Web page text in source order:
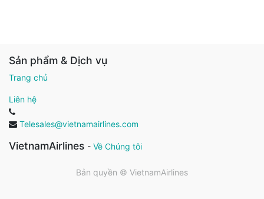
Sản phẩm & Dịch vụ
Trang chủ
Liên hệ
Telesales@vietnamairlines.com
VietnamAirlines - Về Chúng tôi
Bản quyền © VietnamAirlines